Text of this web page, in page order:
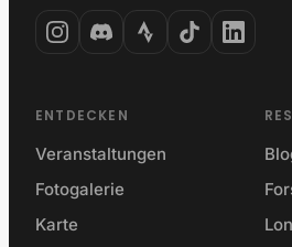
ENTDECKEN
Veranstaltungen
Fotogalerie
Karte